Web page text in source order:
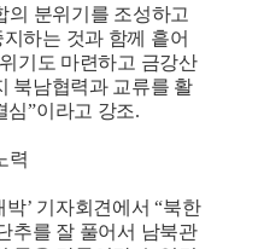
의 분위기를 조성하고
하는 것과 함께 흩어
기도 마련하고 금강산
북남협력과 교류를 활
심”이라고 강조.
력
’ 기자회견에서 “북한
추를 잘 풀어서 남북관